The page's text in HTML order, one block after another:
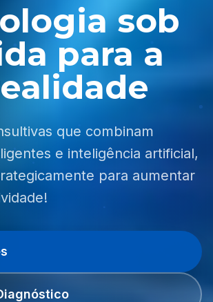
sob
para a
que combinam
e inteligência artificial,
para aumentar